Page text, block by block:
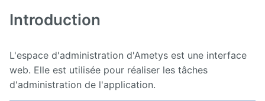
Releases
Introduction
L'espace d'administration d'Ametys est une interface
web. Elle est utilisée pour réaliser les tâches
d'administration de l'application.